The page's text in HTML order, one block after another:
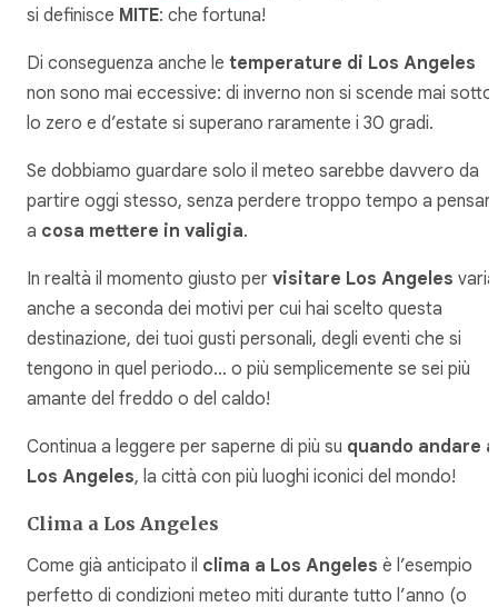
si definisce MITE: che fortuna!
Di conseguenza anche le temperature di Los Angeles
non sono mai eccessive: di inverno non si scende mai sotto
lo zero e d’estate si superano raramente i 30 gradi.
Se dobbiamo guardare solo il meteo sarebbe davvero da
partire oggi stesso, senza perdere troppo tempo a
a cosa mettere in valigia.
In realtà il momento giusto per visitare Los Angeles varia
anche a seconda dei motivi per cui hai scelto questa
destinazione, dei tuoi gusti personali, degli eventi che si
tengono in quel periodo… o più semplicemente se sei più
amante del freddo o del caldo!
Continua a leggere per saperne di più su quando andare a
Los Angeles, la città con più luoghi iconici del mondo!
Clima a Los Angeles
Come già anticipato il clima a Los Angeles è l’esempio
perfetto di condizioni meteo miti durante tutto l’anno (o